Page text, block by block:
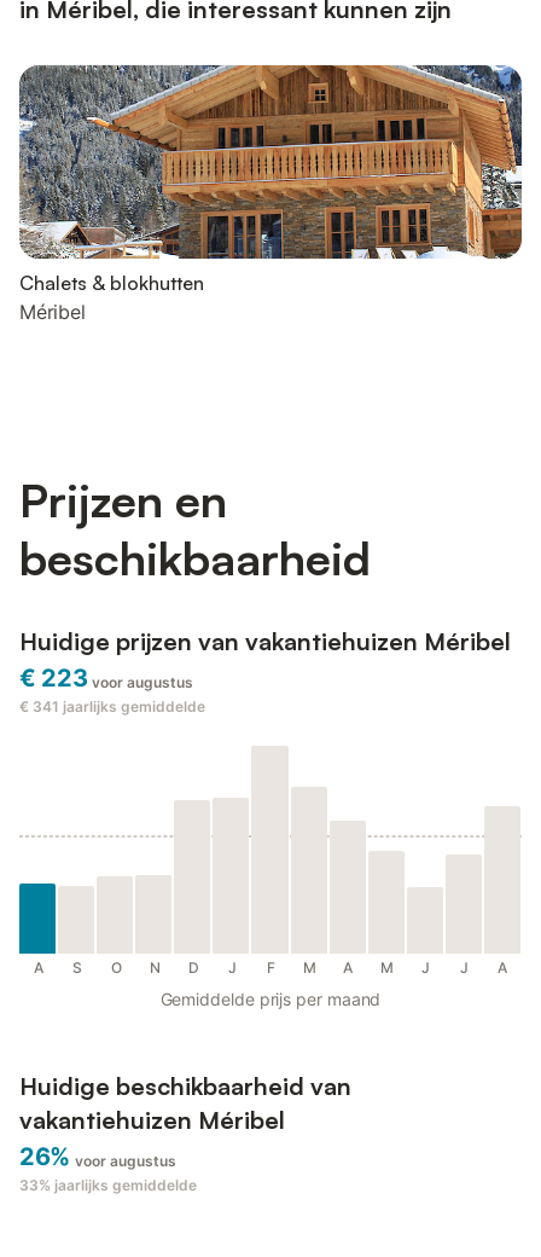
in Méribel, die interessant kunnen zijn
Chalets & blokhutten
Méribel
Prijzen en
beschikbaarheid
Huidige prijzen van vakantiehuizen Méribel
€ 223 voor augustus
€ 341 jaarlijks gemiddelde
A S O N D J F M A M J J A
Gemiddelde prijs per maand
Huidige beschikbaarheid van
vakantiehuizen Méribel
26% voor augustus
33% jaarlijks gemiddelde